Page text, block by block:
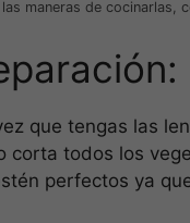
las maneras de cocinarlas,
que tengas las
corta todos los
perfectos ya